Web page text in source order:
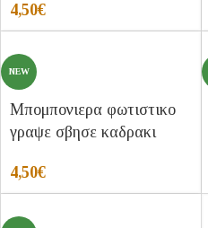
4,50€
NEW
Μπομπονιερα φωτιστικο
γραψε σβησε καδρακι
4,50€